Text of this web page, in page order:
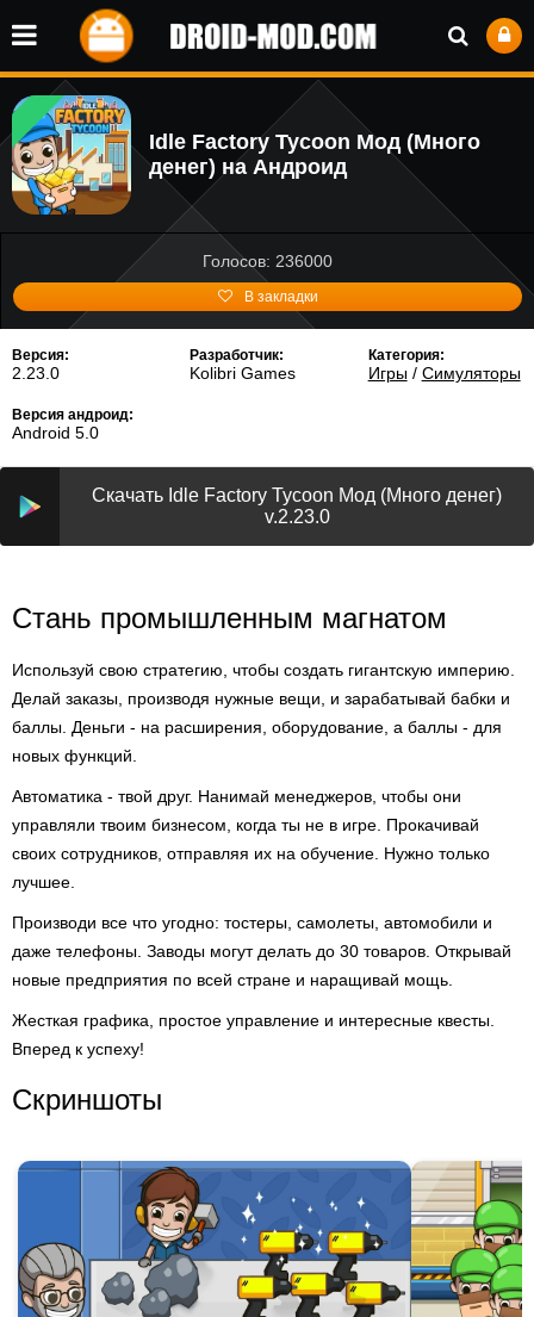
Idle Factory Tycoon Мод (Много
денег) на Андроид
Голосов: 236000
В закладки
Версия:
2.23.0
Разработчик:
Kolibri Games
Категория:
Игры/ Симуляторы
Версия андроид:
Android 5.0
Скачать Idle Factory Tycoon Мод (Много денег)
v.2.23.0
Стань промышленным магнатом
Используй свою стратегию, чтобы создать гигантскую империю.
Делай заказы, производя нужные вещи, и зарабатывай бабки и
баллы. Деньги - на расширения, оборудование, а баллы - для
новых функций.
Автоматика - твой друг. Нанимай менеджеров, чтобы они
управляли твоим бизнесом, когда ты не в игре. Прокачивай
своих сотрудников, отправляя их на обучение. Нужно только
лучшее.
Производи все что угодно: тостеры, самолеты, автомобили и
даже телефоны. Заводы могут делать до 30 товаров. Открывай
новые предприятия по всей стране и наращивай мощь.
Жесткая графика, простое управление и интересные квесты.
Вперед к успеху!
Скриншоты